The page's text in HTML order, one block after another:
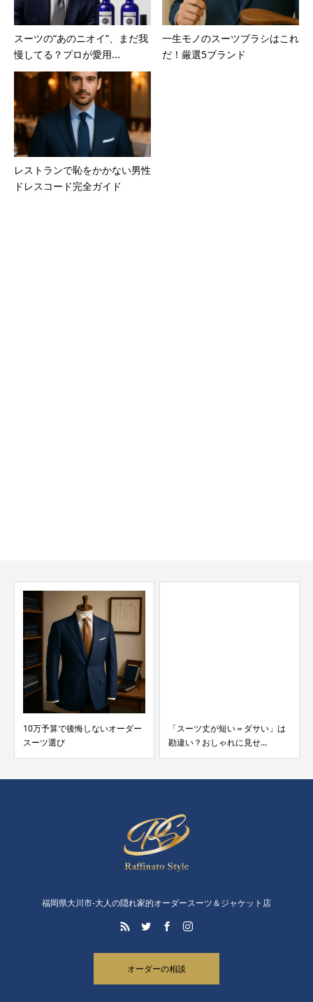
スーツの“あのニオイ”、まだ我
慢してる？プロが愛用...
一生モノのスーツブラシはこれ
だ！厳選5ブランド
レストランで恥をかかない男性
ドレスコード完全ガイド
10万予算で後悔しないオーダー
スーツ選び
「スーツ丈が短い＝ダサい」は
勘違い？おしゃれに見せ...
福岡県大川市-大人の隠れ家的オーダースーツ＆ジャケット店
オーダーの相談